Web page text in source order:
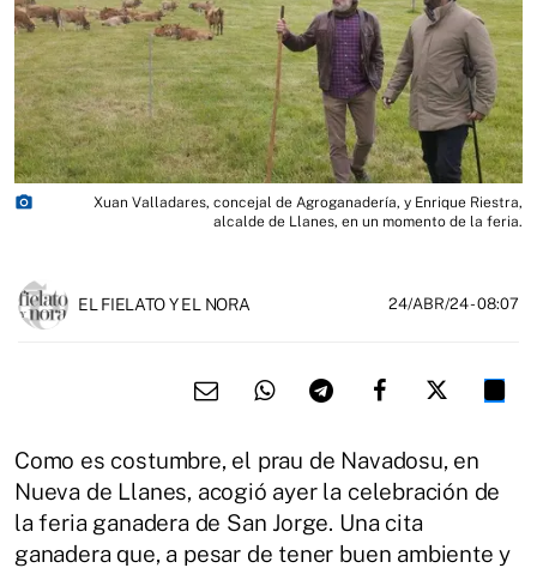
photo_camera
Xuan Valladares, concejal de Agroganadería, y Enrique Riestra,
alcalde de Llanes, en un momento de la feria.
EL FIELATO Y EL NORA 24/ABR/24- 08:07
Como es costumbre, el prau de Navadosu, en
Nueva de Llanes, acogió ayer la celebración de
la feria ganadera de San Jorge. Una cita
ganadera que, a pesar de tener buen ambiente y